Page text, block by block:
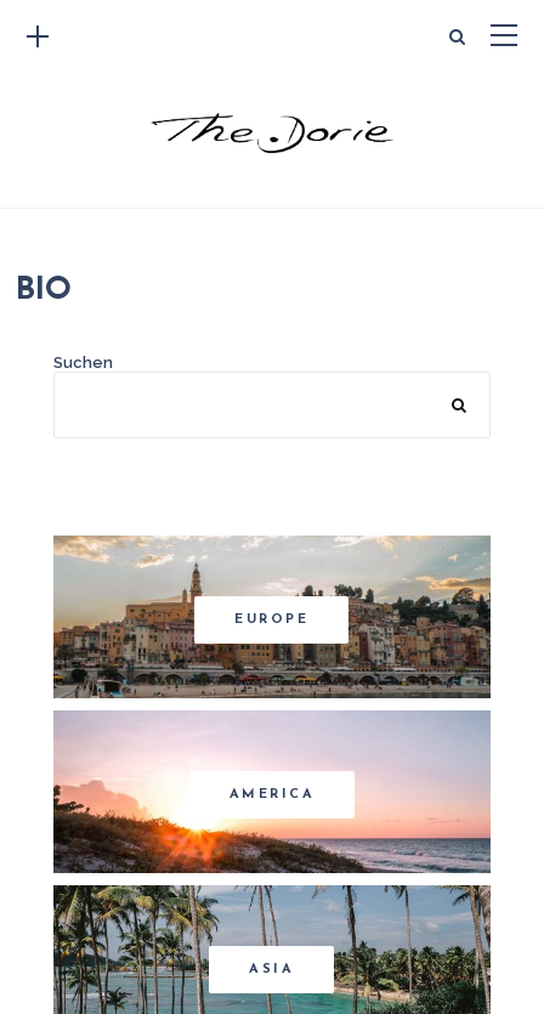
BIO
Suchen
EUROPE
AMERICA
ASIA